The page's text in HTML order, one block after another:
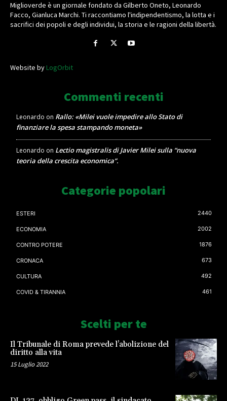
Miglioverde è un giornale fondato da Gilberto Oneto, Leonardo
Facco, Gianluca Marchi. Ti raccontiamo l'indipendentismo, la lotta e i
sacrifici dei popoli e degli individui, la storia e le ragioni della libertà.
Website byLogOrbit
Commenti recenti
Leonardo on Rallo: «Milei vuole impedire allo Stato di
finanziare la spesa stampando moneta»
Leonardo on Lectio magistralis di Javier Milei sulla “nuova
teoria della crescita economica”.
Categorie popolari
ESTERI 2440
ECONOMIA 2002
CONTRO POTERE 1876
CRONACA 673
CULTURA 492
COVID & TIRANNIA 461
Scelti per te
Il Tribunale di Roma prevede l’abolizione del
diritto alla vita
15 Luglio 2022